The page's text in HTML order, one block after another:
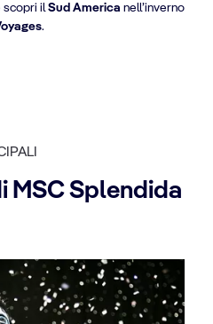
scopri ilSud America nell’inverno
.
MSC Splendida